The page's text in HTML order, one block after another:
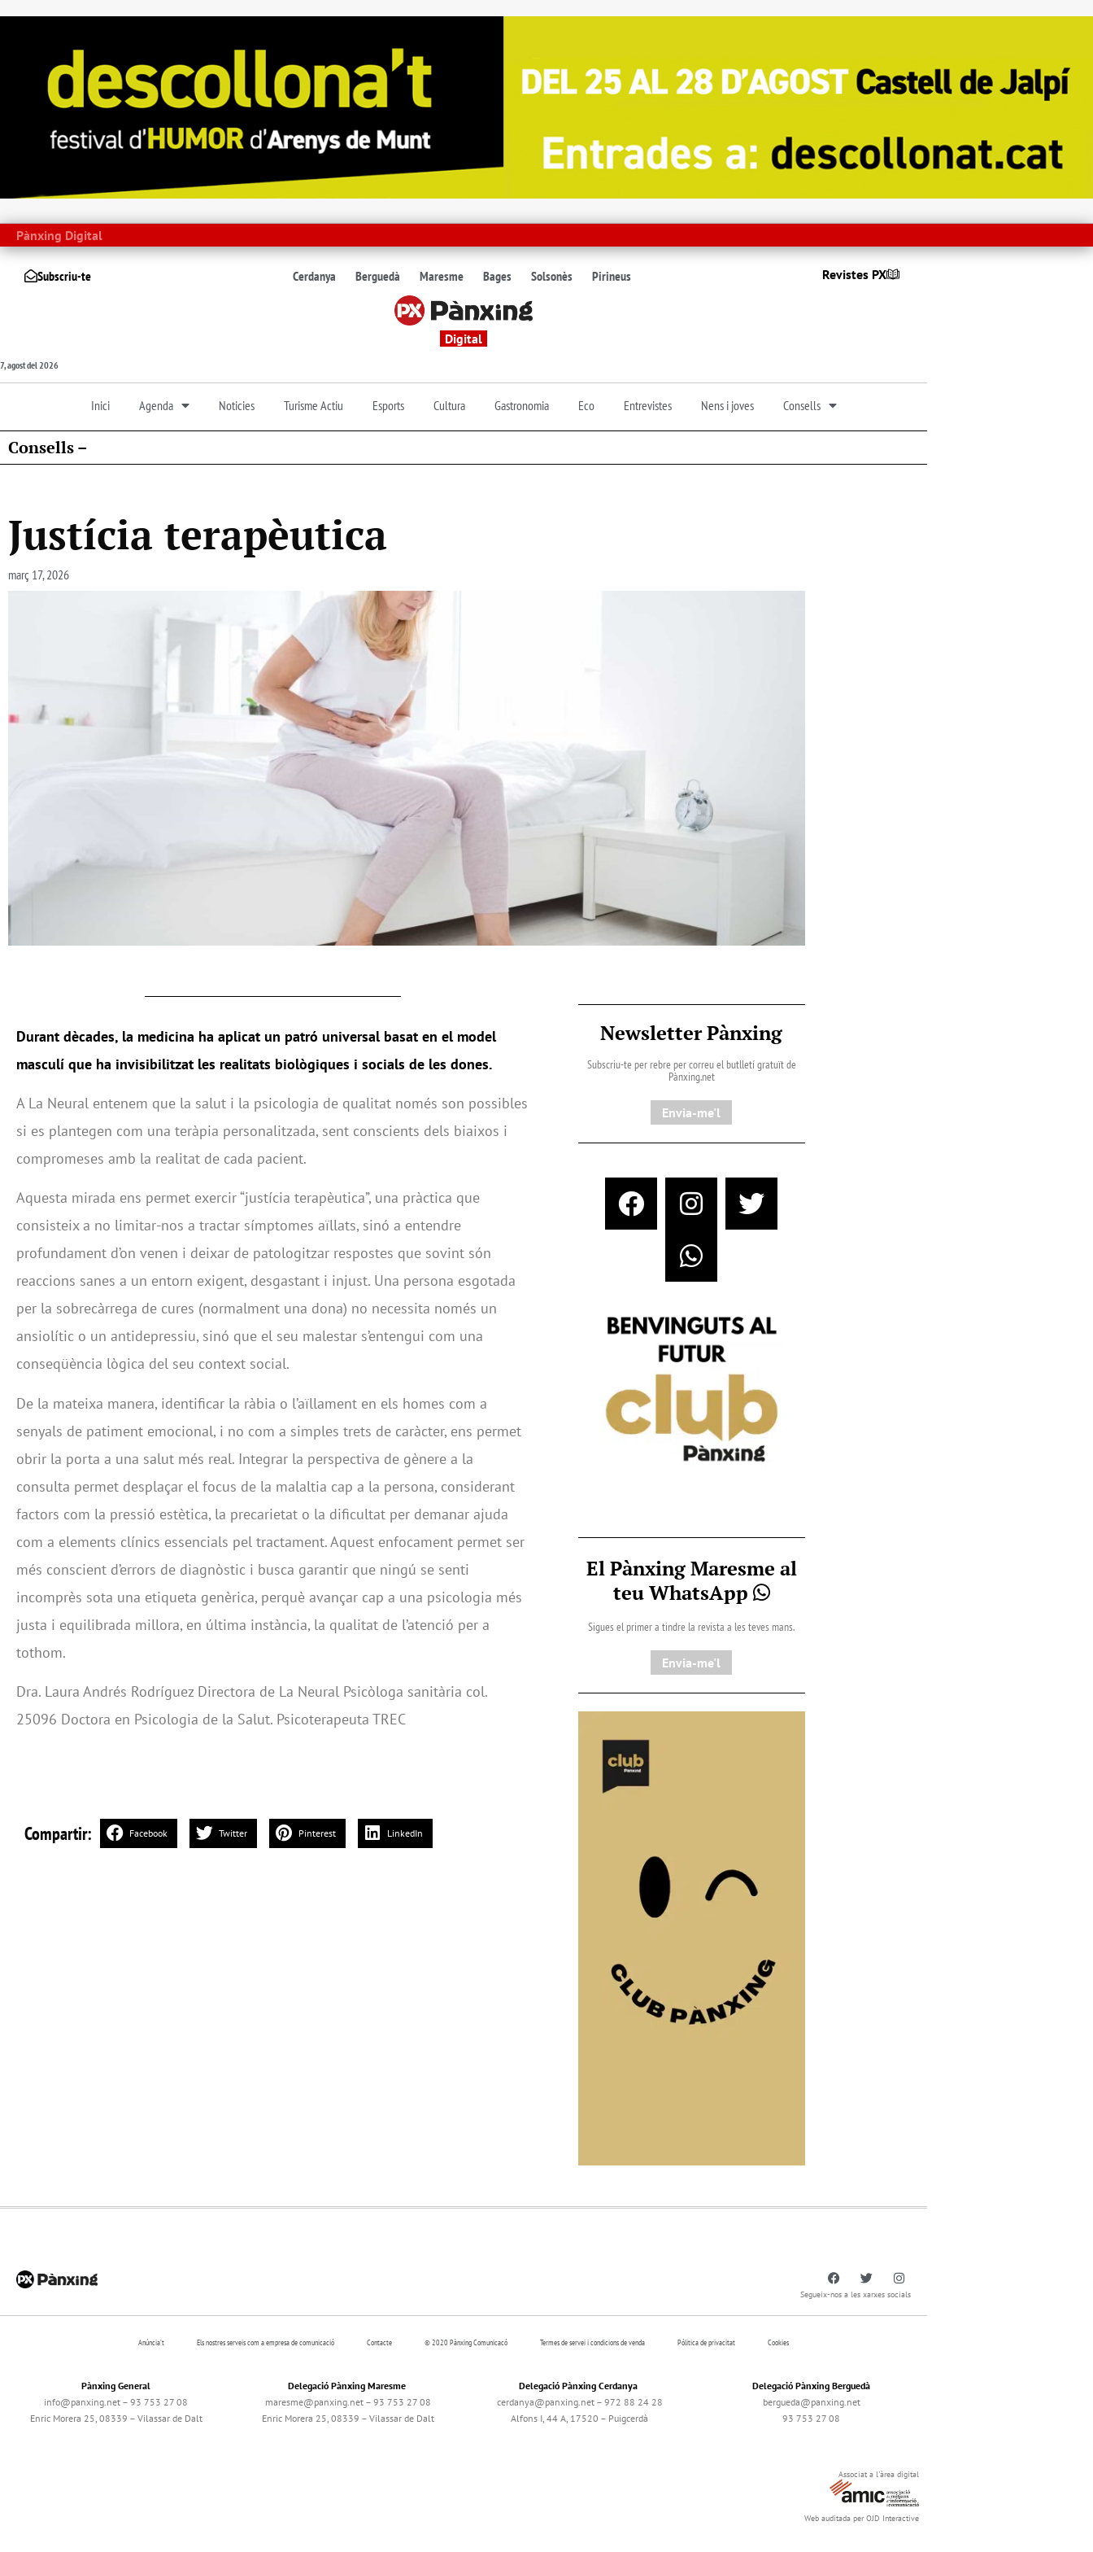
Pànxing Digital
Subscriu-te Cerdanya Berguedà Maresme Bages Solsonès Pirineus Revistes PX
Digital
7, agost del 2026
Inici Agenda Noticies Turisme Actiu Esports Cultura Gastronomia Eco Entrevistes Nens i joves Consells
Consells –
Justícia terapèutica
març 17, 2026
Durant dècades, la medicina ha aplicat un patró universal basat en el model
masculí que ha invisibilitzat les realitats biològiques i socials de les dones.
A La Neural entenem que la salut i la psicologia de qualitat només son possibles
si es plantegen com una teràpia personalitzada, sent conscients dels biaixos i
compromeses amb la realitat de cada pacient.
Aquesta mirada ens permet exercir “justícia terapèutica”, una pràctica que
consisteix a no limitar-nos a tractar símptomes aïllats, sinó a entendre
profundament d’on venen i deixar de patologitzar respostes que sovint són
reaccions sanes a un entorn exigent, desgastant i injust. Una persona esgotada
per la sobrecàrrega de cures (normalment una dona) no necessita només un
ansiolític o un antidepressiu, sinó que el seu malestar s’entengui com una
conseqüència lògica del seu context social.
De la mateixa manera, identificar la ràbia o l’aïllament en els homes com a
senyals de patiment emocional, i no com a simples trets de caràcter, ens permet
obrir la porta a una salut més real. Integrar la perspectiva de gènere a la
consulta permet desplaçar el focus de la malaltia cap a la persona, considerant
factors com la pressió estètica, la precarietat o la dificultat per demanar ajuda
com a elements clínics essencials pel tractament. Aquest enfocament permet ser
més conscient d’errors de diagnòstic i busca garantir que ningú se senti
incomprès sota una etiqueta genèrica, perquè avançar cap a una psicologia més
justa i equilibrada millora, en última instància, la qualitat de l’atenció per a
tothom.
Dra. Laura Andrés Rodríguez Directora de La Neural Psicòloga sanitària col.
25096 Doctora en Psicologia de la Salut. Psicoterapeuta TREC
Compartir: Facebook Twitter Pinterest LinkedIn
Newsletter Pànxing
Subscriu-te per rebre per correu el butlletí gratuït de
Pànxing.net​
Envia-me'l
El Pànxing Maresme al
teu WhatsApp
Sigues el primer a tindre la revista a les teves mans.
Envia-me'l
Segueix-nos a les xarxes socials
Anúncia’t Els nostres serveis com a empresa de comunicació Contacte © 2020 Pànxing Comunicacó Termes de servei i condicions de venda Pólitica de privacitat Cookies
Pànxing General
info@panxing.net – 93 753 27 08
Enric Morera 25, 08339 – Vilassar de Dalt
Delegació Pànxing Maresme
maresme@panxing.net – 93 753 27 08
Enric Morera 25, 08339 – Vilassar de Dalt
Delegació Pànxing Cerdanya
cerdanya@panxing.net – 972 88 24 28
Alfons I, 44 A, 17520 – Puigcerdà
Delegació Pànxing Berguedà
bergueda@panxing.net
93 753 27 08
Associat a l'àrea digital
Web auditada per OJD Interactive